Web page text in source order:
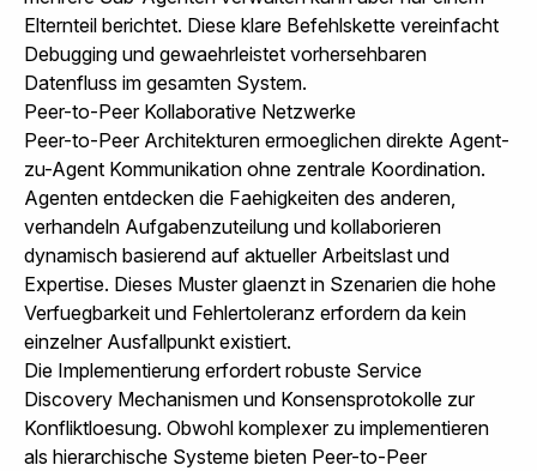
Elternteil berichtet. Diese klare Befehlskette vereinfacht
Debugging und gewaehrleistet vorhersehbaren
Datenfluss im gesamten System.
Peer-to-Peer Kollaborative Netzwerke
Peer-to-Peer Architekturen ermoeglichen direkte Agent-
zu-Agent Kommunikation ohne zentrale Koordination.
Agenten entdecken die Faehigkeiten des anderen,
verhandeln Aufgabenzuteilung und kollaborieren
dynamisch basierend auf aktueller Arbeitslast und
Expertise. Dieses Muster glaenzt in Szenarien die hohe
Verfuegbarkeit und Fehlertoleranz erfordern da kein
einzelner Ausfallpunkt existiert.
Die Implementierung erfordert robuste Service
Discovery Mechanismen und Konsensprotokolle zur
Konfliktloesung. Obwohl komplexer zu implementieren
als hierarchische Systeme bieten Peer-to-Peer